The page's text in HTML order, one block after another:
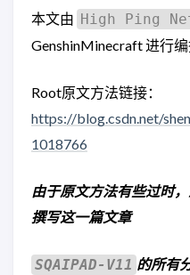
本文由 High Ping
GenshinMinecraft 进行
Root原文方法链接：
https://blog.csdn.net/
1018766
由于原文方法有些过时
撰写这一篇文章
SQAIPAD-V11 的所有